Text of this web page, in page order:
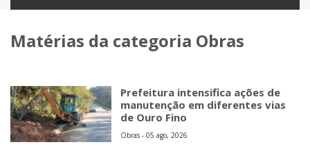
Matérias da categoria Obras
Prefeitura intensifica ações de
manutenção em diferentes vias
de Ouro Fino
Obras - 05 ago, 2026